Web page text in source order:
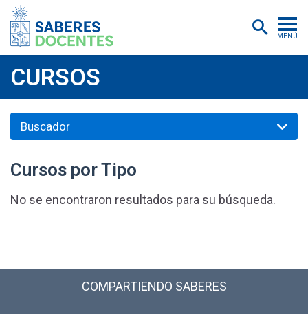
MENÚ
Postítulos y diplomados
Certificados digitales
CURSOS
Cursos por Tipo
No se encontraron resultados para su búsqueda.
COMPARTIENDO SABERES